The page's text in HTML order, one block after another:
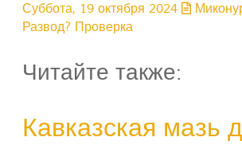
Суббота, 19 октября 2024
Развод? Проверка
Читайте также:
Кавказская мазь